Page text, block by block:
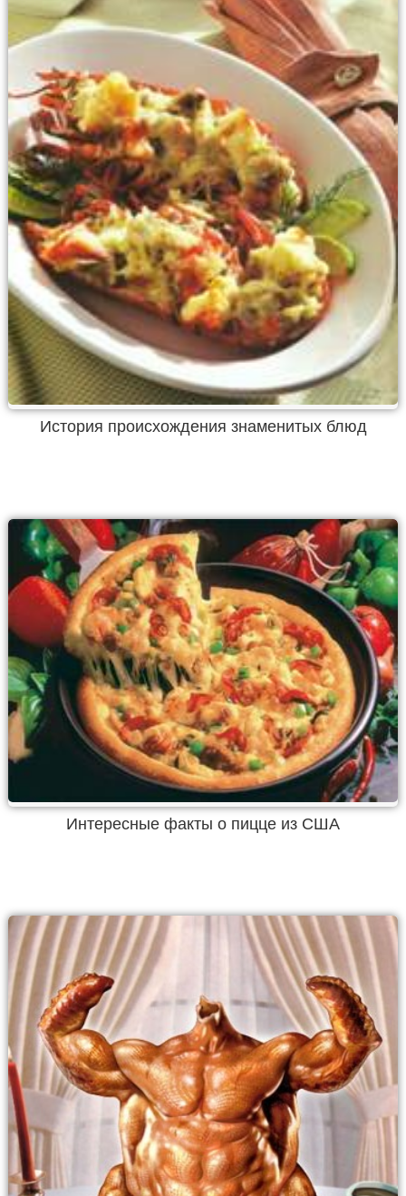
История происхождения знаменитых блюд
Интересные факты о пицце из США